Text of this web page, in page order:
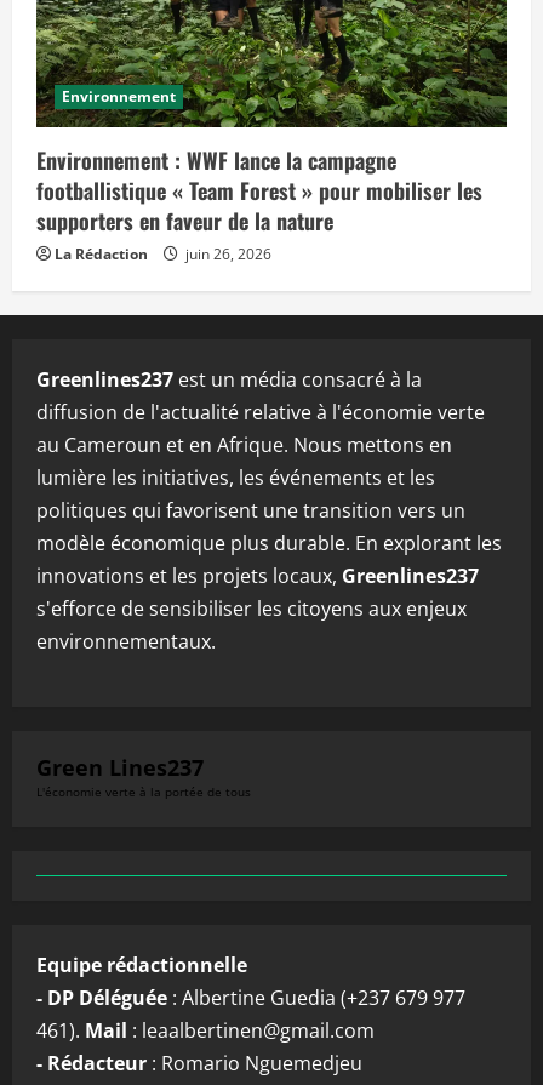
Environnement
Environnement : WWF lance la campagne
footballistique « Team Forest » pour mobiliser les
supporters en faveur de la nature
La Rédaction juin 26, 2026
Greenlines237 est un média consacré à la
diffusion de l'actualité relative à l'économie verte
au Cameroun et en Afrique. Nous mettons en
lumière les initiatives, les événements et les
politiques qui favorisent une transition vers un
modèle économique plus durable. En explorant les
innovations et les projets locaux, Greenlines237
s'efforce de sensibiliser les citoyens aux enjeux
environnementaux.
Green Lines237
L'économie verte à la portée de tous
Equipe rédactionnelle
- DP Déléguée : Albertine Guedia (+237 679 977
461). Mail : leaalbertinen@gmail.com
- Rédacteur : Romario Nguemedjeu